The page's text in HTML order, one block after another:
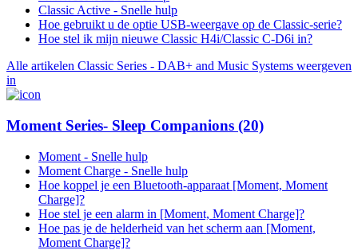
Classic Active - Snelle hulp
Hoe gebruikt u de optie USB-weergave op de Classic-serie?
Hoe stel ik mijn nieuwe Classic H4i/Classic C-D6i in?
Alle artikelen Classic Series - DAB+ and Music Systems weergeven
in
Moment Series- Sleep Companions (20)
Moment - Snelle hulp
Moment Charge - Snelle hulp
Hoe koppel je een Bluetooth-apparaat [Moment, Moment
Charge]?
Hoe stel je een alarm in [Moment, Moment Charge]?
Hoe pas je de helderheid van het scherm aan [Moment,
Moment Charge]?